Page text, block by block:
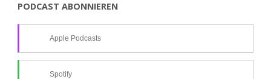
PODCAST ABONNIEREN
Apple Podcasts
Spotify